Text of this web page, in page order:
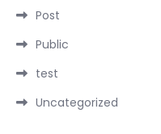
Post
Public
test
Uncategorized